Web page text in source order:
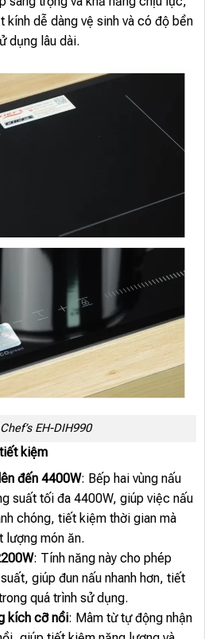
kính dễ dàng vệ sinh và có độ bền
dụng lâu dài.
EH-DIH990
kiệm
đến 4400W: Bếp hai vùng nấu
suất tối đa 4400W, giúp việc nấu
chóng, tiết kiệm thời gian mà
lượng món ăn.
: Tính năng này cho phép
giúp đun nấu nhanh hơn, tiết
quá trình sử dụng.
kích cỡ nồi: Mâm từ tự động nhận